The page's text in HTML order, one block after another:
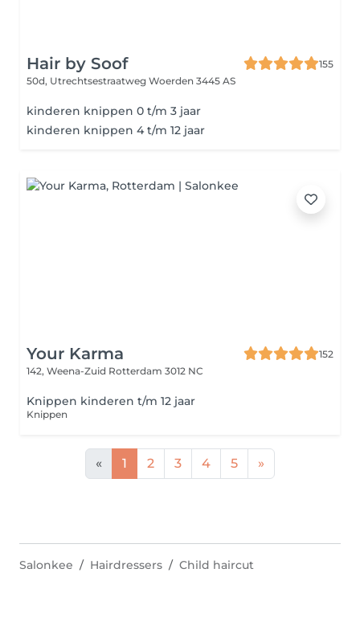
Hair by Soof
155
50d, Utrechtsestraatweg Woerden 3445 AS
kinderen knippen 0 t/m 3 jaar
kinderen knippen 4 t/m 12 jaar
Your Karma
152
142, Weena-Zuid Rotterdam 3012 NC
Knippen kinderen t/m 12 jaar
Knippen
« 1 2 3 4 5 »
Salonkee Hairdressers Child haircut